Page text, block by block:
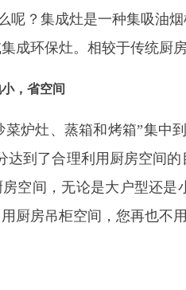
呢？集成灶是一种集吸油
成环保灶。相较于传统厨
，省空间
菜炉灶、蒸箱和烤箱”集中
达到了合理利用厨房空间
空间，无论是大户型还
厨房吊柜空间，您再也不